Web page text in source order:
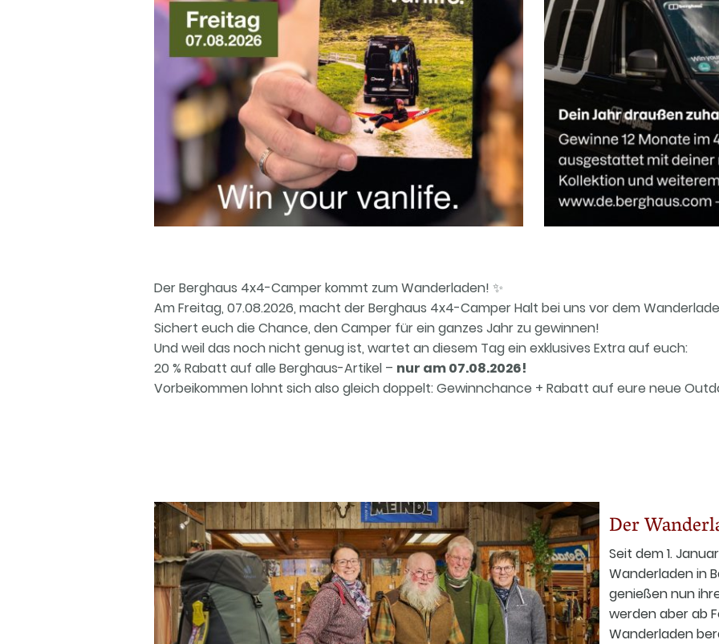
Der Berghaus 4x4-Camper kommt zum Wanderladen! ✨
Am Freitag, 07.08.2026, macht der Berghaus 4x4-Camper Halt bei uns vor dem
Sichert euch die Chance, den Camper für ein ganzes Jahr zu gewinnen!
Und weil das noch nicht genug ist, wartet an diesem Tag ein exklusives Extra auf euch:
20 % Rabatt auf alle Berghaus-Artikel – nur am 07.08.2026!
Vorbeikommen lohnt sich also gleich doppelt: Gewinnchance + Rabatt auf eure neue
Der
Seit dem 1.
Wanderladen in
genießen nun
werden aber ab
Wanderladen